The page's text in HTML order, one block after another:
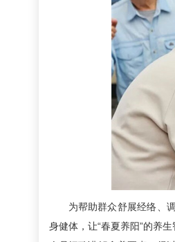
为帮助群众舒展经络、
身健体，让“春夏养阳”的养